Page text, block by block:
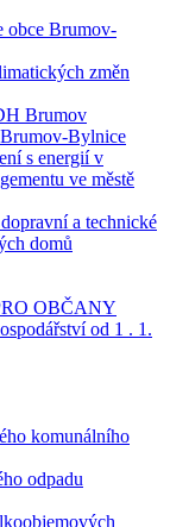
obce Brumov-
změn
Brumov
Bylnice
s energií v
ve městě
a technické
domů
OBČANY
od 1 . 1.
komunálního
odpadu